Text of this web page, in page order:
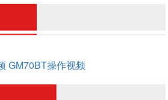
GM70BT操作视频